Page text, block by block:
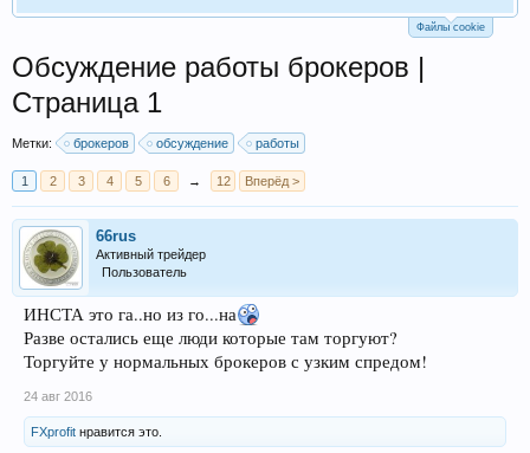
Файлы cookie
Обсуждение работы брокеров |
Страница 1
Метки: брокеров обсуждение работы
1 2 3 4 5 6 → 12 Вперёд >
66rus
Активный трейдер
Пользователь
ИНСТА это га..но из го...на
Разве остались еще люди которые там торгуют?
Торгуйте у нормальных брокеров с узким спредом!
24 авг 2016
FXprofit нравится это.